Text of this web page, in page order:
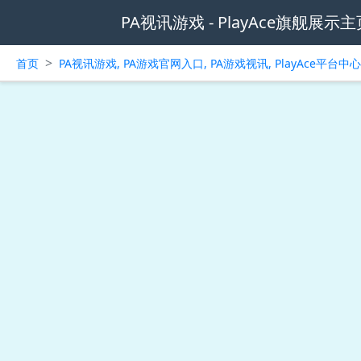
PA视讯游戏 - PlayAce旗舰展示主
首页 > PA视讯游戏, PA游戏官网入口, PA游戏视讯, PlayAce平台中